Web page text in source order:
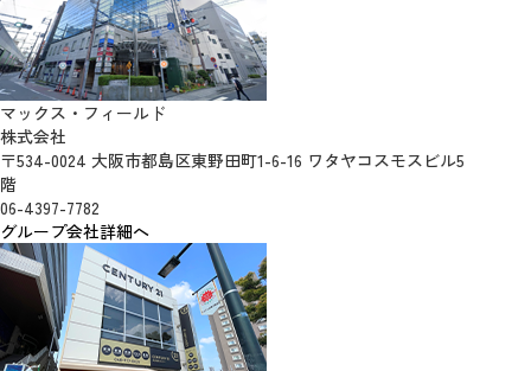
マックス・フィールド
株式会社
〒534-0024 大阪市都島区東野田町1-6-16 ワタヤコスモスビル5
階
06-4397-7782
グループ会社詳細へ